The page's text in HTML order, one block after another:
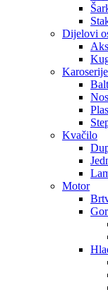
Dijelovi
Karoserije
Kvačilo
Motor